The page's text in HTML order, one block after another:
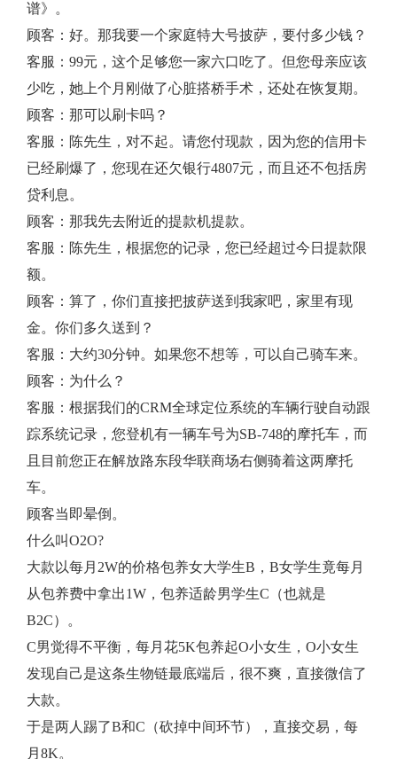
谱》。
顾客：好。那我要一个家庭特大号披萨，要付多少钱？
客服：99元，这个足够您一家六口吃了。但您母亲应该
少吃，她上个月刚做了心脏搭桥手术，还处在恢复期。
顾客：那可以刷卡吗？
客服：陈先生，对不起。请您付现款，因为您的信用卡
已经刷爆了，您现在还欠银行4807元，而且还不包括房
贷利息。
顾客：那我先去附近的提款机提款。
客服：陈先生，根据您的记录，您已经超过今日提款限
额。
顾客：算了，你们直接把披萨送到我家吧，家里有现
金。你们多久送到？
客服：大约30分钟。如果您不想等，可以自己骑车来。
顾客：为什么？
客服：根据我们的CRM全球定位系统的车辆行驶自动跟
踪系统记录，您登机有一辆车号为SB-748的摩托车，而
且目前您正在解放路东段华联商场右侧骑着这两摩托
车。
顾客当即晕倒。
什么叫O2O?
大款以每月2W的价格包养女大学生B，B女学生竟每月
从包养费中拿出1W，包养适龄男学生C（也就是
B2C）。
C男觉得不平衡，每月花5K包养起O小女生，O小女生
发现自己是这条生物链最底端后，很不爽，直接微信了
大款。
于是两人踢了B和C（砍掉中间环节），直接交易，每
月8K。